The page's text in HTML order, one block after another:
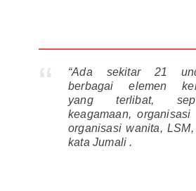
“Ada sekitar 21
berbagai elemen
yang terlibat,
keagamaan, organisasi
organisasi wanita,
kata Jumali .